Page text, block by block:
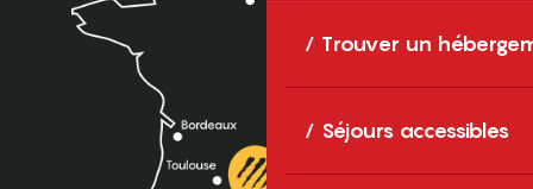
Trouver un
Séjours accessibles